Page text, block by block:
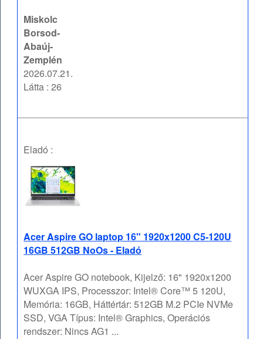
Miskolc
Borsod-
Abaúj-
Zemplén
2026.07.21.
Látta : 26
Eladó :
Acer Aspire GO laptop 16" 1920x1200 C5-120U
16GB 512GB NoOs - Eladó
Acer Aspire GO notebook, Kijelző: 16" 1920x1200
WUXGA IPS, Processzor: Intel® Core™ 5 120U,
Memória: 16GB, Háttértár: 512GB M.2 PCIe NVMe
SSD, VGA Típus: Intel® Graphics, Operációs
rendszer: Nincs AG1 ...